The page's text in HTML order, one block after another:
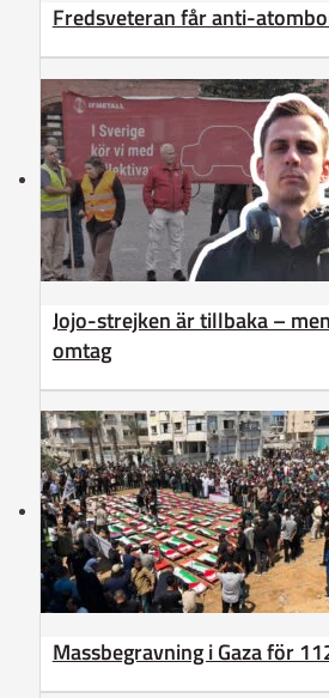
Fredsveteran får anti-
Jojo-strejken är tillbaka –
omtag
Massbegravning i Gaza för